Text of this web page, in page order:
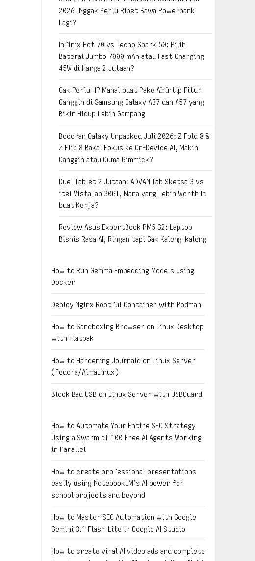
2026, Nggak Perlu Ribet Bawa Powerbank
Lagi?
Infinix Hot 70 vs Tecno Spark 50: Pilih
Baterai Jumbo 7000 mAh atau Fast Charging
45W di Harga 2 Jutaan?
Gak Perlu HP Mahal buat Pake AI: Intip Fitur
Canggih di Samsung Galaxy A37 dan A57 yang
Bikin Hidup Lebih Gampang
Bocoran Galaxy Unpacked Juli 2026: Z Fold 8 &
Z Flip 8 Bakal Fokus ke On-Device AI, Makin
Canggih atau Cuma Gimmick?
Duel Tablet 2 Jutaan: ADVAN Tab Sketsa 3 vs
itel VistaTab 30GT, Mana yang Lebih Worth It
buat Kerja?
Review Asus ExpertBook PM5 G2: Laptop
Bisnis Rasa AI, Ringan tapi Gak Kaleng-kaleng
How to Run Gemma Embedding Models Using
Docker
Deploy Nginx Rootful Container with Podman
How to Sandboxing Browser on Linux Desktop
with Flatpak
How to Hardening Journald on Linux Server
(Fedora/AlmaLinux)
Block Bad USB on Linux Server with USBGuard
How to Automate Your Entire SEO Strategy
Using a Swarm of 100 Free AI Agents Working
in Parallel
How to create professional presentations
easily using NotebookLM’s AI power for
school projects and beyond
How to Master SEO Automation with Google
Gemini 3.1 Flash-Lite in Google AI Studio
How to create viral AI video ads and complete